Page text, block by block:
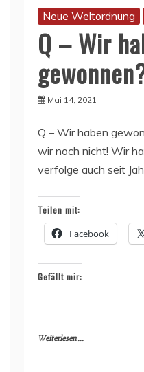
Neue Weltordnung
Q – Wir
Mai 14, 2021
Q – Wir haben
wir noch nicht! Wir
verfolge auch seit
Teilen mit:
Facebook
Gefällt mir:
Weiterlesen ...